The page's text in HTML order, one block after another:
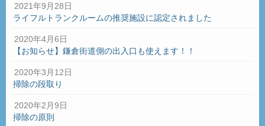
2021年9月28日
ライフルトランクルームの推奨施設に認定されました
2020年4月6日
【お知らせ】鎌倉街道側の出入口も使えます！！
2020年3月12日
掃除の段取り
2020年2月9日
掃除の原則